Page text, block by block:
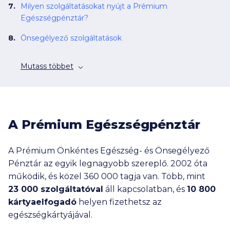
Milyen szolgáltatásokat nyújt a Prémium
Egészségpénztár?
Önsegélyező szolgáltatások
Mutass többet
A Prémium Egészségpénztár
A Prémium Önkéntes Egészség- és Önsegélyező
Pénztár az egyik legnagyobb szereplő. 2002 óta
működik, és közel 360 000 tagja van. Több, mint
23 000 szolgáltatóval áll kapcsolatban, és 10 800
kártyaelfogadó helyen fizethetsz az
egészségkártyájával.